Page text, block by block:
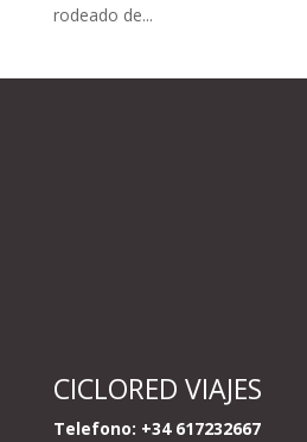
rodeado de...
CICLORED VIAJES
Telefono: +34 617232667